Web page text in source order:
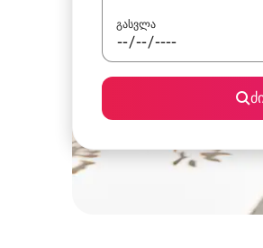
გასვლა